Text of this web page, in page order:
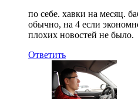
по себе. хавки на месяц.
обычно, на 4 если
плохих новостей не было.
Ответить